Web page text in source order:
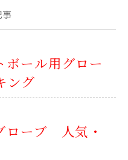
ボール用グロー
ング
ローブ 人気・